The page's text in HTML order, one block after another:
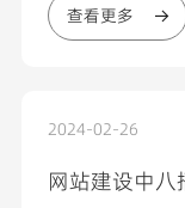
到成效呢?下面是
查看更多
2024-02-26
网站建设中